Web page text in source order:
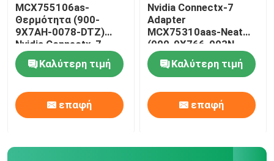
MCX755106as-
Θερμότητα (900-
9X7AH-0078-DTZ)
Nvidia Connectx-7
200g Ethernet Adapter
με Διπλές Θύρες
Καλύτερη τιμή
επαφή
Nvidia Connectx-7
Adapter
MCX75310aas-Neat
(900-9X766-003N-
SQ0) Μονής θύρας
Osfp Infiniband: Ndr
400GB/s
(Προεπιλεγμένη
ταχύτητα) Ethernet:
400gbe
Καλύτερη τιμή
επαφή